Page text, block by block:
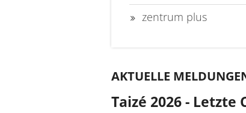
zentrum plus
AKTUELLE
Taizé 2026 - Letzte